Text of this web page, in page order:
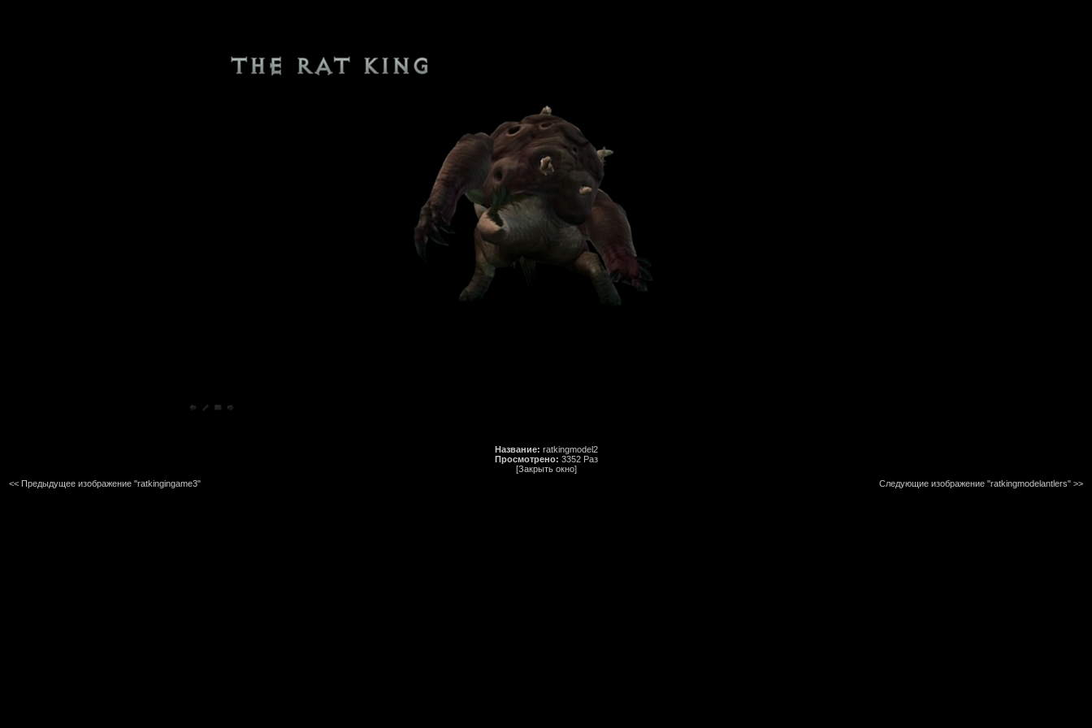
Название: ratkingmodel2
Просмотрено: 3352 Раз
[Закрыть окно]
<< Предыдущее изображение "ratkingingame3"
Следующие изображение "ratkingmodelantlers" >>